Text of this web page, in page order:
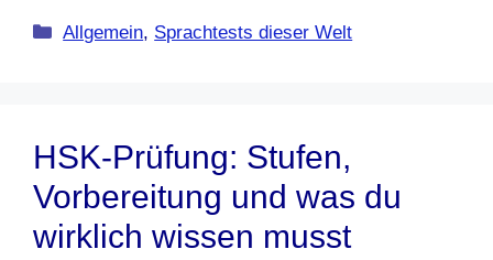
Kategorien
Allgemein, Sprachtests dieser Welt
HSK-Prüfung: Stufen,
Vorbereitung und was du
wirklich wissen musst